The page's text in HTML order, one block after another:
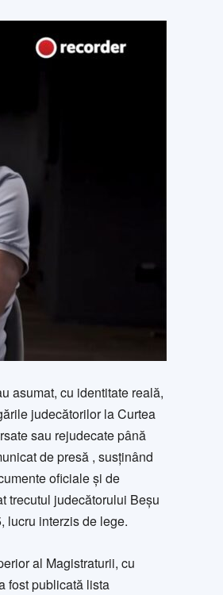
asumat, cu identitate reală,
judecătorilor la Curtea
sau rejudecate până
de presă , susținând
oficiale și de
trecutul judecătorului Beșu
lucru interzis de lege.
al Magistraturii, cu
fost publicată lista